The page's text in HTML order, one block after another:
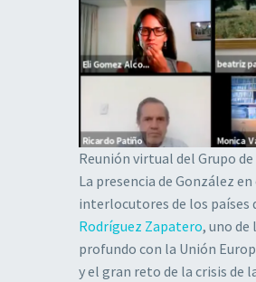
Reunión virtual del Grupo de
La presencia de González
interlocutores de los países
Rodríguez Zapatero, uno
profundo con la Unión
y el gran reto de la crisis de